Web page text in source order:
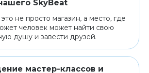
SkyBeat
не просто магазин, а место, где
человек может найти свою
душу и завести друзей.
мастер-классов и